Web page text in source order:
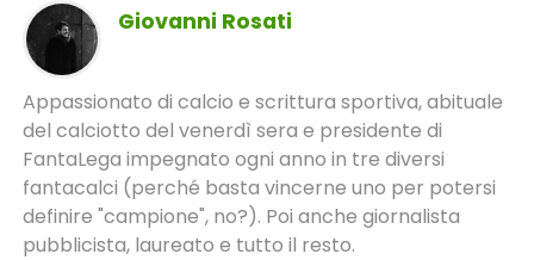
Giovanni Rosati
Appassionato di calcio e scrittura sportiva, abituale
del calciotto del venerdì sera e presidente di
FantaLega impegnato ogni anno in tre diversi
fantacalci (perché basta vincerne uno per potersi
definire "campione", no?). Poi anche giornalista
pubblicista, laureato e tutto il resto.